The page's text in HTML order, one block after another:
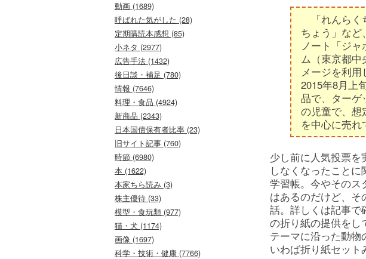
「れんらく
ちょう」など
ノート「ジ
ム（東京都中
メージを利
2015年8月上
品で、ターゲ
の児童で、想
を中心に売れ
少し前に人気投票
しなくなったこと
学習帳。今やそのス
はあるのだけど、
話。詳しくは記事で
の折り紙の提供をし
テーマに沿った動物
いわば折り紙セット
動画 (1689)
呼ばれた気がした (28)
定期購読本感想 (85)
小ネタ (2977)
広告手法 (1432)
後日談・補足 (780)
情報 (7646)
料理・食品 (4924)
新商品 (2343)
日本国債保有者比率 (23)
旧サイト記事 (760)
時節 (6980)
本 (1622)
本家ちら読み (3)
株主優待 (33)
模型・食玩類 (977)
猫・犬 (1174)
画像 (1697)
科学・技術・健康 (7766)